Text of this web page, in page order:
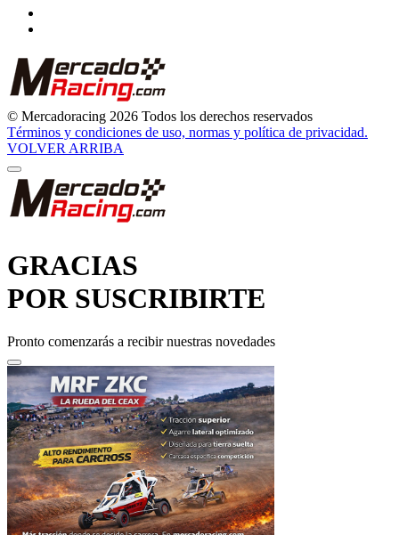
© Mercadoracing 2026 Todos los derechos reservados
Términos y condiciones de uso, normas y política de privacidad.
VOLVER ARRIBA
POR SUSCRIBIRTE